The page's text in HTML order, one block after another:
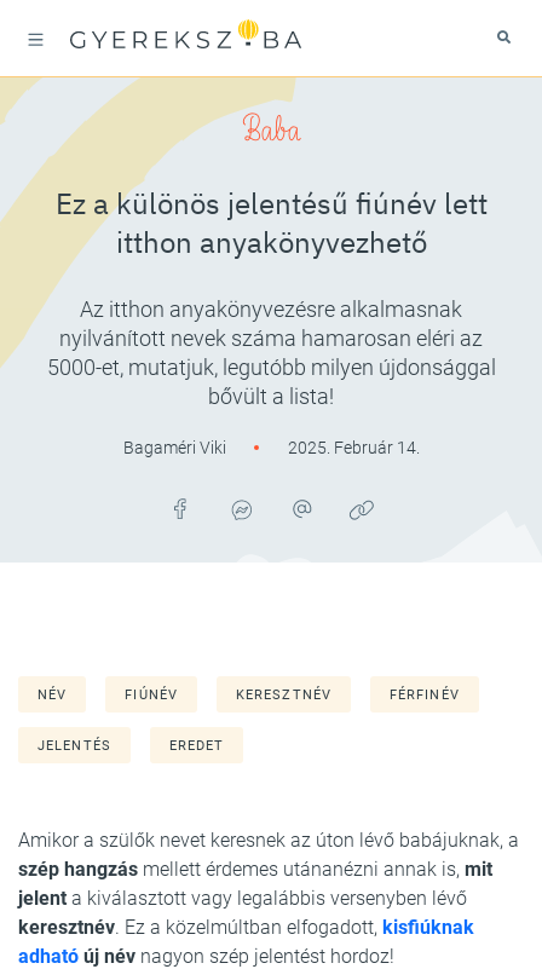
Baba
Ez a különös jelentésű fiúnév lett
itthon anyakönyvezhető
Az itthon anyakönyvezésre alkalmasnak
nyilvánított nevek száma hamarosan eléri az
5000-et, mutatjuk, legutóbb milyen újdonsággal
bővült a lista!
Bagaméri Viki 2025. Február 14.
NÉV FIÚNÉV KERESZTNÉV FÉRFINÉV
JELENTÉS EREDET
Amikor a szülők nevet keresnek az úton lévő babájuknak, a
szép hangzás mellett érdemes utánanézni annak is, mit
jelent a kiválasztott vagy legalábbis versenyben lévő
keresztnév. Ez a közelmúltban elfogadott, kisfiúknak
adható új név nagyon szép jelentést hordoz!